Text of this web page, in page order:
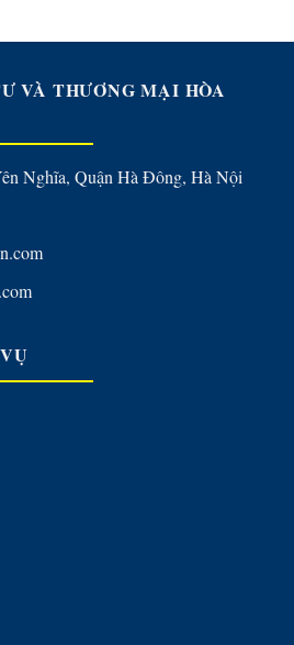
VÀ THƯƠNG MẠI HÒA
Nghĩa, Quận Hà Đông, Hà Nội